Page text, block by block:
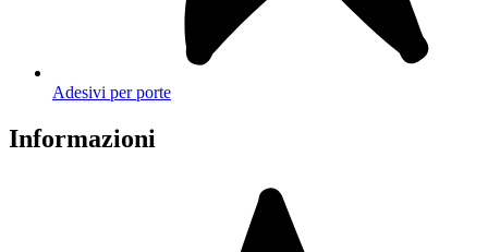
Adesivi per porte
Informazioni